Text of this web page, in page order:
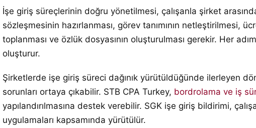
İşe giriş süreçlerinin doğru yönetilmesi, çalışanla şirket
sözleşmesinin hazırlanması, görev tanımının netleştirilmesi,
toplanması ve özlük dosyasının oluşturulması gerekir. Her
oluşturur.
Şirketlerde işe giriş süreci dağınık yürütüldüğünde ilerleyen
sorunları ortaya çıkabilir. STB CPA Turkey, bordrolama ve iş
yapılandırılmasına destek verebilir. SGK işe giriş bildirimi,
uygulamaları kapsamında yürütülür.